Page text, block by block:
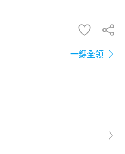
一鍵全領